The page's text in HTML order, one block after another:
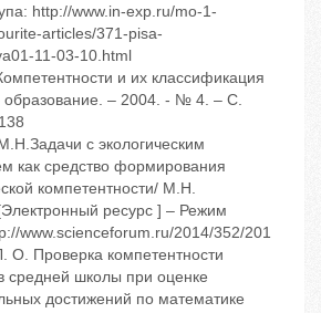
http://www.in-exp.ru/mo-1-
articles/371-pisa-
11-03-10.html
и их классификация
– 2004. - № 4. – С.
с экологическим
как средство формирования
компетентности/ М.Н.
ресурс ] – Режим
www.scienceforum.ru/2014/352/201
О. Проверка компетентности
средней школы при оценке
достижений по математике